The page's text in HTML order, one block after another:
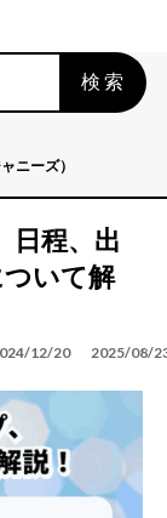
検索
ニーズ）
日程、出
いて解
12/20 2025/08/